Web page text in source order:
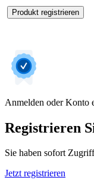
Produkt registrieren
Anmelden oder Konto
Registrieren
Sie haben sofort
Jetzt registrieren